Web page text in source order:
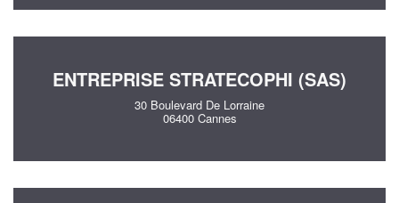
ENTREPRISE STRATECOPHI (SAS)
30 Boulevard De Lorraine
06400 Cannes